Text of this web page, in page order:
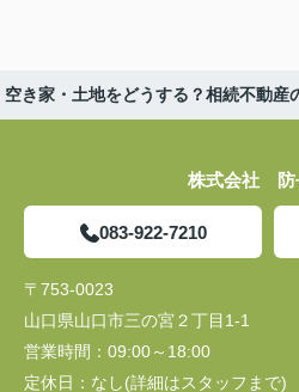
き家・土地をどうする？相続不動産
株式会社 防
083-922-7210
〒753-0023
山口県山口市三の宮２丁目1-1
営業時間： 09:00～18:00
定休日： なし(詳細はスタッフまで)